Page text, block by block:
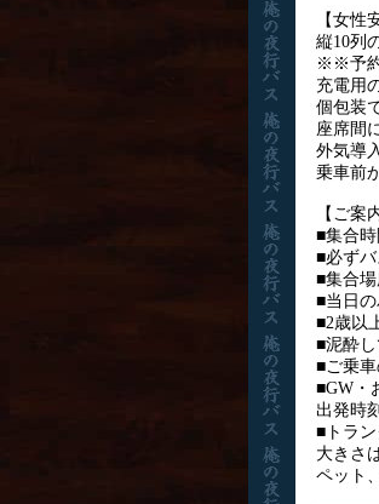
【女性
縦10列
※※予約
充電用
個包装
座席間
外気導
乗車前
【ご案
■集合時
■必ずバ
■集合場
■当日の
■2歳以
■泥酔
■ご乗
■GW・
出発時
■トラン
大きさ
ペット